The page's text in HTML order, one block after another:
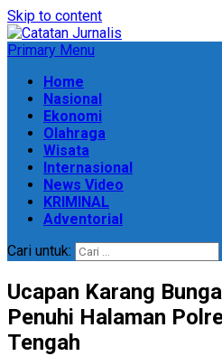
Skip to content
Primary Menu
Home
Nasional
Ekonomi
Olahraga
Wisata
Internasional
News Video
KRIMINAL
Adventorial
Cari untuk:
Ucapan Karang
Penuhi Halaman
Tengah